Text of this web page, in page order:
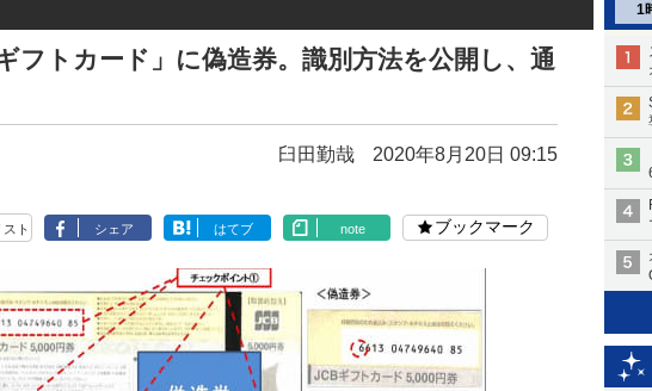
1
フトカード」に偽造券。識別方法を公開し、通
臼田勤哉 2020年8月20日 09:15
スト シェア はてブ note ブックマーク